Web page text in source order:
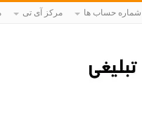
شماره حساب ها مرکز آی تی